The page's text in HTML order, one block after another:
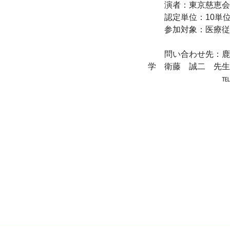
演者：東京慈恵会
認定単位：10単
参加対象：医療従
問い合わせ先：鹿
学　衛藤　誠二　先生
℡：0995-